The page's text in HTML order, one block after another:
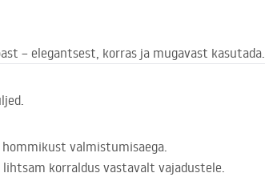
– elegantsest, korras ja mugavast kasutada.
valmistumisaega.
korraldus vastavalt vajadustele.